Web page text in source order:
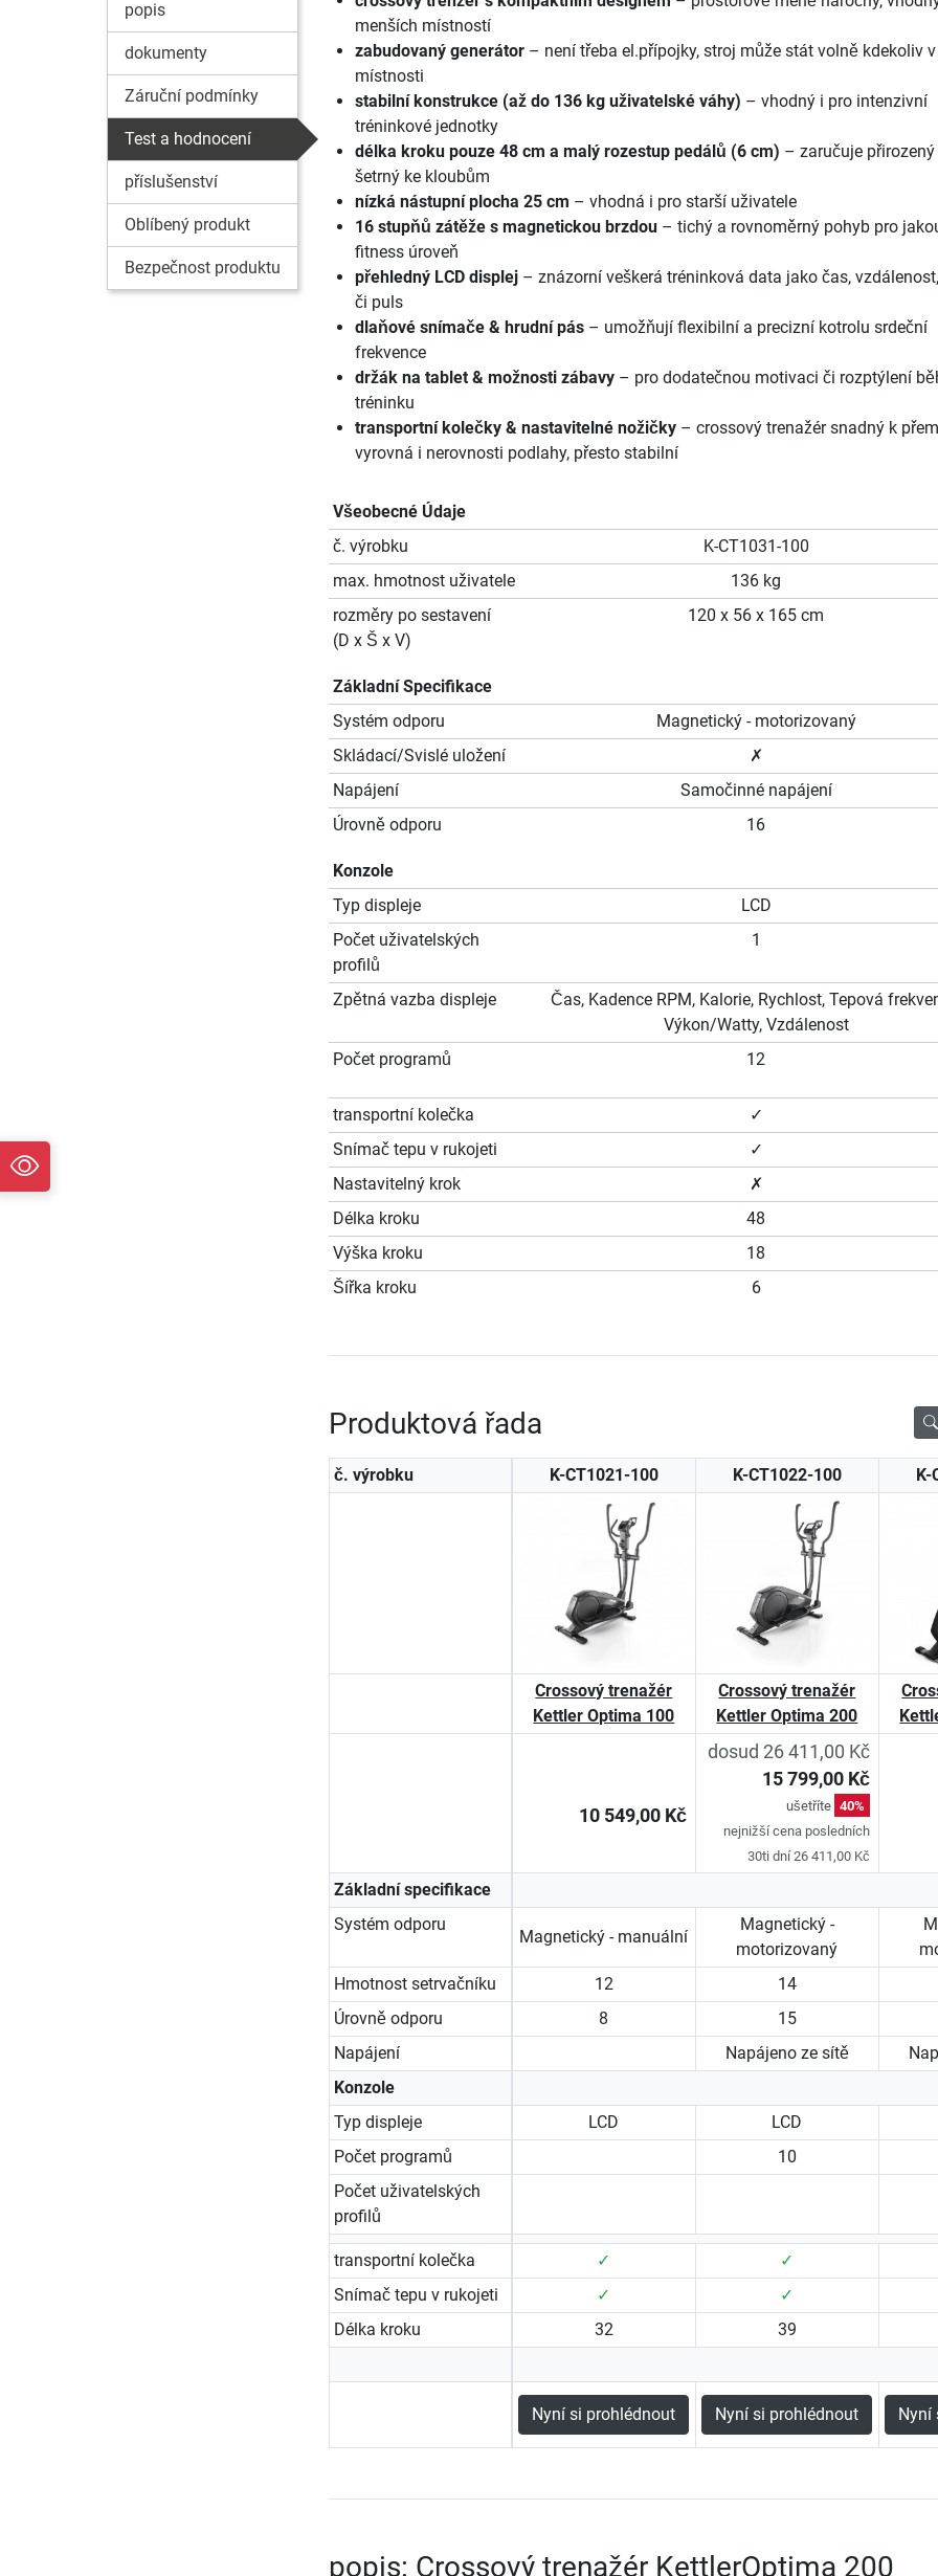
popis
dokumenty
Záruční podmínky
Test a hodnocení
příslušenství
Oblíbený produkt
Bezpečnost produktu
menších místností
zabudovaný generátor– není třeba el.přípojky, stroj může stát volně kdekoliv v
místnosti
stabilní konstrukce (až do 136 kg uživatelské váhy) – vhodný i pro intenzivní
tréninkové jednotky
délka kroku pouze 48 cm a malý rozestup pedálů (6 cm) – zaručuje
šetrný ke kloubům
nízká nástupní plocha 25 cm – vhodná i pro starší uživatele
16 stupňů zátěže s magnetickou brzdou– tichý a rovnoměrný pohyb pro
fitness úroveň
přehledný LCD displej– znázorní veškerá tréninková data jako čas,
či puls
dlaňové snímače & hrudní pás– umožňují flexibilní a precizní kotrolu srdeční
frekvence
držák na tablet & možnosti zábavy– pro dodatečnou motivaci či rozptýlení
tréninku
transportní kolečky & nastavitelné nožičky– crossový trenažér snadný k
vyrovná i nerovnosti podlahy, přesto stabilní
Všeobecné Údaje
č. výrobku
K-CT1031-100
max. hmotnost uživatele
136 kg
rozměry po sestavení
(D x Š x V)
120 x 56 x 165 cm
Základní Specifikace
Systém odporu
Magnetický - motorizovaný
Skládací/Svislé uložení
✗
Napájení
Samočinné napájení
Úrovně odporu
16
Konzole
Typ displeje
LCD
Počet uživatelských
profilů
1
Zpětná vazba displeje
Čas, Kadence RPM, Kalorie, Rychlost, Tepová
Výkon/Watty, Vzdálenost
Počet programů
12
transportní kolečka
✓
Snímač tepu v rukojeti
✓
Nastavitelný krok
✗
Délka kroku
48
Výška kroku
18
Šířka kroku
6
Produktová řada
č. výrobku K-CT1021-100 K-CT1022-100 K-
Crossový trenažér
Kettler Optima 100
Crossový trenažér
Kettler Optima 200
10 549,00 Kč
dosud 26 411,00 Kč
15 799,00 Kč
ušetříte 40%
nejnižší cena posledních
30ti dní 26 411,00 Kč
Základní specifikace
Systém odporu
Magnetický - manuální
Magnetický -
motorizovaný
Hmotnost setrvačníku
12
14
Úrovně odporu
8
15
Napájení
Napájeno ze sítě
Konzole
Typ displeje
LCD
LCD
Počet programů
10
Počet uživatelských
profilů
transportní kolečka ✓
✓
Snímač tepu v rukojeti
✓
✓
Délka kroku
32 39
Nyní si prohlédnout Nyní si prohlédnout Nyní
popis: Crossový trenažér KettlerOptima 200